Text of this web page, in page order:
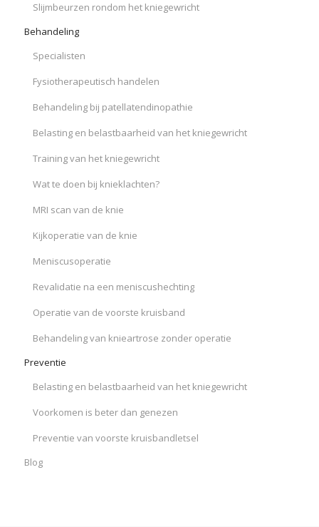
Slijmbeurzen rondom het kniegewricht
Behandeling
Specialisten
Fysiotherapeutisch handelen
Behandeling bij patellatendinopathie
Belasting en belastbaarheid van het kniegewricht
Training van het kniegewricht
Wat te doen bij knieklachten?
MRI scan van de knie
Kijkoperatie van de knie
Meniscusoperatie
Revalidatie na een meniscushechting
Operatie van de voorste kruisband
Behandeling van knieartrose zonder operatie
Preventie
Belasting en belastbaarheid van het kniegewricht
Voorkomen is beter dan genezen
Preventie van voorste kruisbandletsel
Blog